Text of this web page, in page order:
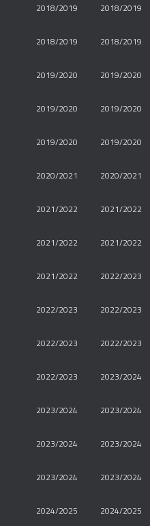
2018/2019 2018/2019
2018/2019 2018/2019
2019/2020 2019/2020
2019/2020 2019/2020
2019/2020 2019/2020
2020/2021 2020/2021
2021/2022 2021/2022
2021/2022 2021/2022
2021/2022 2022/2023
2022/2023 2022/2023
2022/2023 2022/2023
2022/2023 2023/2024
2023/2024 2023/2024
2023/2024 2023/2024
2023/2024 2023/2024
2024/2025 2024/2025